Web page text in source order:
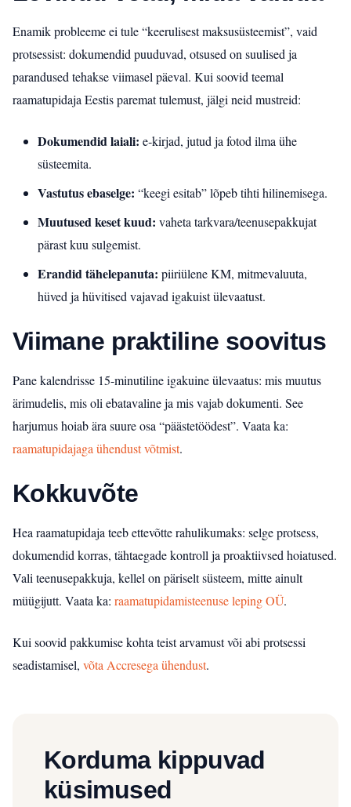
Enamik probleeme ei tule “keerulisest maksusüsteemist”, vaid
protsessist: dokumendid puuduvad, otsused on suulised ja
parandused tehakse viimasel päeval. Kui soovid teemal
raamatupidaja Eestis paremat tulemust, jälgi neid mustreid:
Dokumendid laiali: e‑kirjad, jutud ja fotod ilma ühe
süsteemita.
Vastutus ebaselge: “keegi esitab” lõpeb tihti hilinemisega.
Muutused keset kuud: vaheta tarkvara/teenusepakkujat
pärast kuu sulgemist.
Erandid tähelepanuta: piiriülene KM, mitmevaluuta,
hüved ja hüvitised vajavad igakuist ülevaatust.
Viimane praktiline soovitus
Pane kalendrisse 15-minutiline igakuine ülevaatus: mis muutus
ärimudelis, mis oli ebatavaline ja mis vajab dokumenti. See
harjumus hoiab ära suure osa “päästetöödest”. Vaata ka:
raamatupidajaga ühendust võtmist.
Kokkuvõte
Hea raamatupidaja teeb ettevõtte rahulikumaks: selge protsess,
dokumendid korras, tähtaegade kontroll ja proaktiivsed hoiatused.
Vali teenusepakkuja, kellel on päriselt süsteem, mitte ainult
müügijutt. Vaata ka: raamatupidamisteenuse leping OÜ.
Kui soovid pakkumise kohta teist arvamust või abi protsessi
seadistamisel, võta Accresega ühendust.
Korduma kippuvad
küsimused